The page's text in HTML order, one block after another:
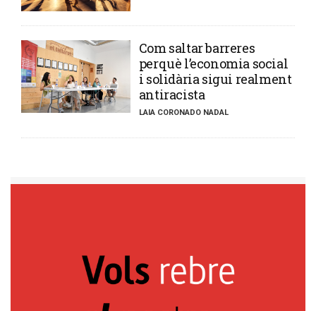
​Com saltar barreres
perquè l’economia social
i solidària sigui realment
antiracista
LAIA CORONADO NADAL